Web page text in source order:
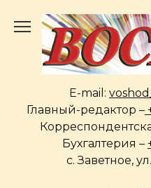
содержанию
E-mail:
Главный-редактор –
Бухгалтерия –
с. Заветное,